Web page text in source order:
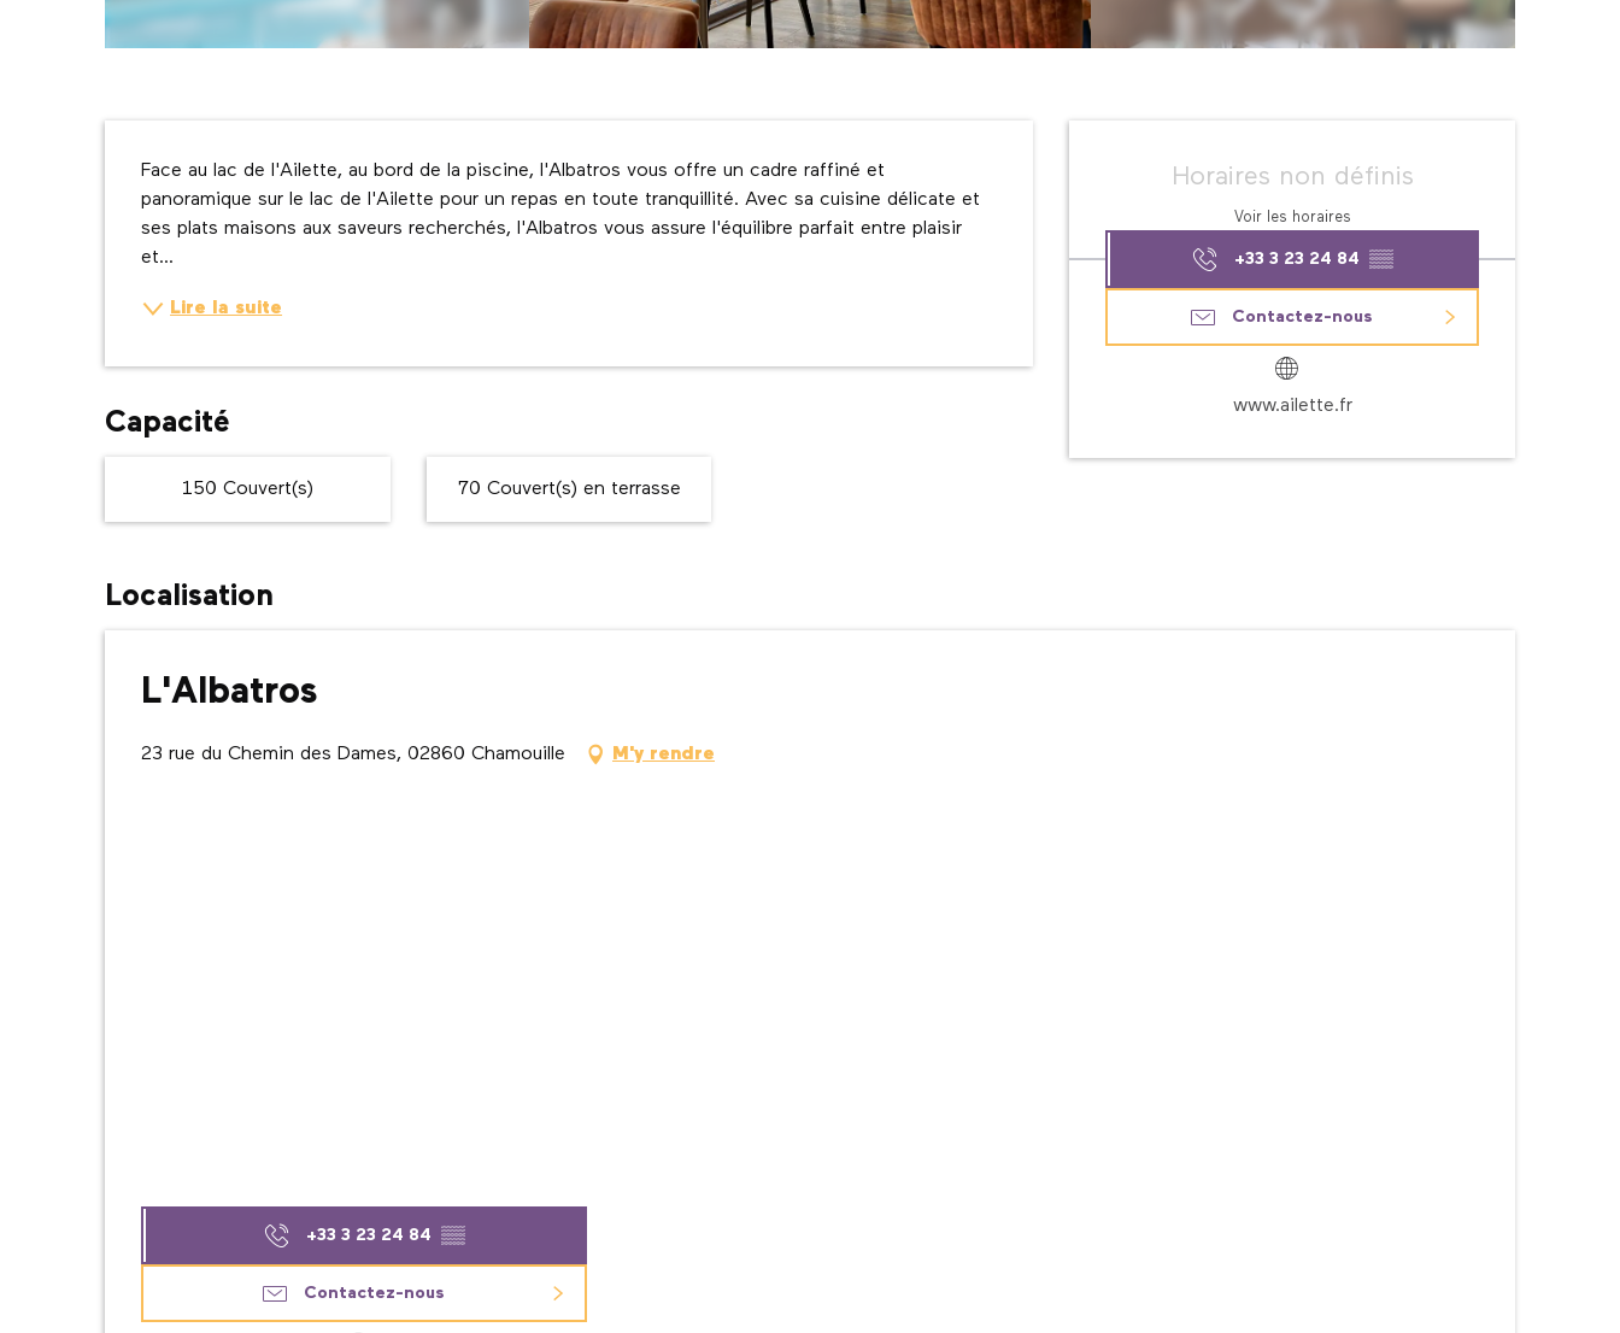
Ouverture et
Horaires non définis
Voir les horaires
+33 3 23 24 84 ▒▒
Contactez-nous
www.ailette.fr
Description
Face au lac de l'Ailette, au bord de la piscine, l'Albatros vous offre un cadre raffiné et
panoramique sur le lac de l'Ailette pour un repas en toute tranquillité. Avec sa cuisine délicate et
ses plats maisons aux saveurs recherchés, l'Albatros vous assure l'équilibre parfait entre plaisir
et...
Lire la suite
Capacité
150 Couvert(s) 70 Couvert(s) en terrasse
Localisation
L'Albatros
23 rue du Chemin des Dames, 02860 Chamouille M'y rendre
+33 3 23 24 84 ▒▒
Contactez-nous